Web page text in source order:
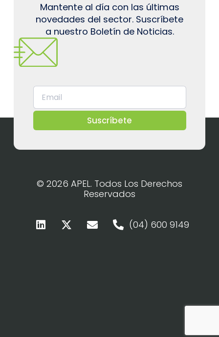
Mantente al día con las últimas
novedades del sector. Suscríbete
a nuestro Boletín de Noticias.
Suscríbete
© 2026 APEL. Todos Los Derechos
Reservados
(04) 600 9149